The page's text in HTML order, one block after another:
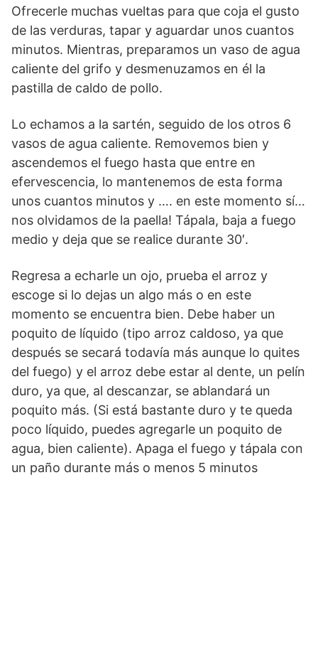
Ofrecerle muchas vueltas para que coja el gusto
de las verduras, tapar y aguardar unos cuantos
minutos. Mientras, preparamos un vaso de agua
caliente del grifo y desmenuzamos en él la
pastilla de caldo de pollo.
Lo echamos a la sartén, seguido de los otros 6
vasos de agua caliente. Removemos bien y
ascendemos el fuego hasta que entre en
efervescencia, lo mantenemos de esta forma
unos cuantos minutos y …. en este momento sí…
nos olvidamos de la paella! Tápala, baja a fuego
medio y deja que se realice durante 30′.
Regresa a echarle un ojo, prueba el arroz y
escoge si lo dejas un algo más o en este
momento se encuentra bien. Debe haber un
poquito de líquido (tipo arroz caldoso, ya que
después se secará todavía más aunque lo quites
del fuego) y el arroz debe estar al dente, un pelín
duro, ya que, al descanzar, se ablandará un
poquito más. (Si está bastante duro y te queda
poco líquido, puedes agregarle un poquito de
agua, bien caliente). Apaga el fuego y tápala con
un paño durante más o menos 5 minutos